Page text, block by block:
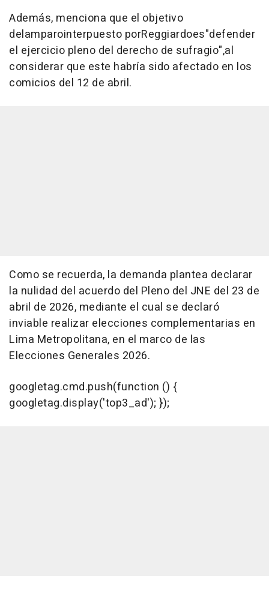
Además, menciona que el objetivo
delamparointerpuesto porReggiardoes"defender
el ejercicio pleno del derecho de sufragio",al
considerar que este habría sido afectado en los
comicios del 12 de abril.
Como se recuerda, la demanda plantea declarar
la nulidad del acuerdo del Pleno del JNE del 23 de
abril de 2026, mediante el cual se declaró
inviable realizar elecciones complementarias en
Lima Metropolitana, en el marco de las
Elecciones Generales 2026.
googletag.cmd.push(function () {
googletag.display('top3_ad'); });